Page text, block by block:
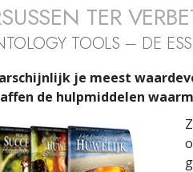
TER
TOOLS – DE
je meest
de hulpmiddelen